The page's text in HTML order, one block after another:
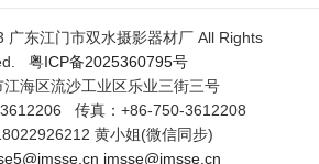
东江门市双水摄影器材厂 All Rights
粤ICP备2025360795号
江海区流沙工业区乐业三街三号
传真：+86-750-3612208
黄小姐(微信同步)
jmsse@jmsse.cn